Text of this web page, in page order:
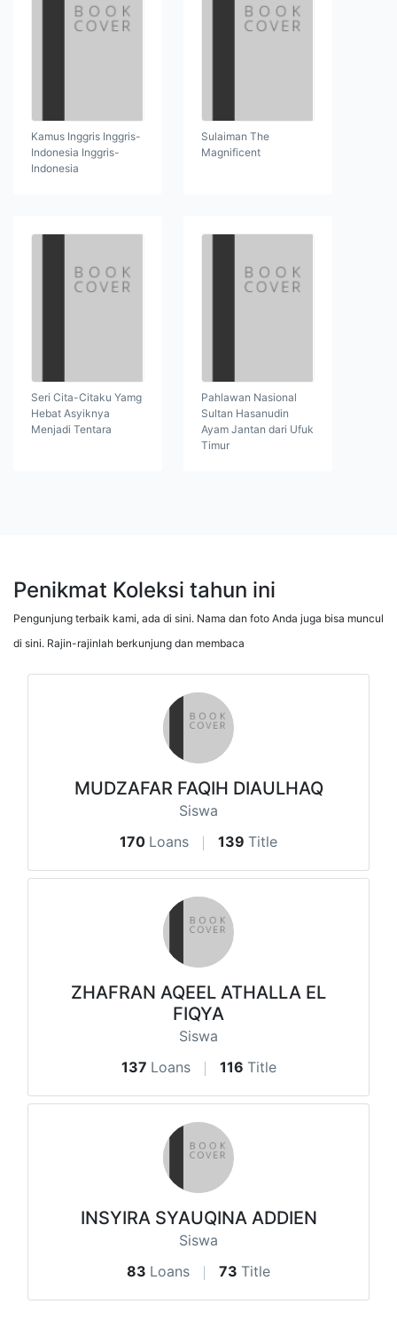
Kamus Inggris Inggris-
Indonesia Inggris-
Indonesia
Sulaiman The
Magnificent
Seri Cita-Citaku Yamg
Hebat Asyiknya
Menjadi Tentara
Pahlawan Nasional
Sultan Hasanudin
Ayam Jantan dari Ufuk
Timur
Penikmat Koleksi tahun ini
Pengunjung terbaik kami, ada di sini. Nama dan foto Anda juga bisa muncul
di sini. Rajin-rajinlah berkunjung dan membaca
MUDZAFAR FAQIH DIAULHAQ
Siswa
170 Loans 139 Title
ZHAFRAN AQEEL ATHALLA EL
FIQYA
Siswa
137 Loans 116 Title
INSYIRA SYAUQINA ADDIEN
Siswa
83 Loans 73 Title